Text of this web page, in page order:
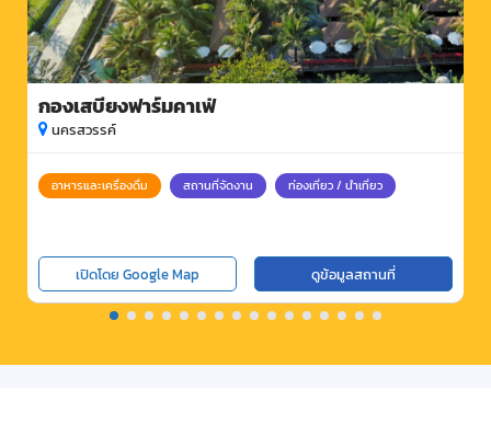
กองเสบียงฟาร์มคาเฟ่
นครสวรรค์
อาหารและเครื่องดื่ม สถานที่จัดงาน ท่องเที่ยว / นำเที่ยว
เปิดโดย Google Map ดูข้อมูลสถานที่